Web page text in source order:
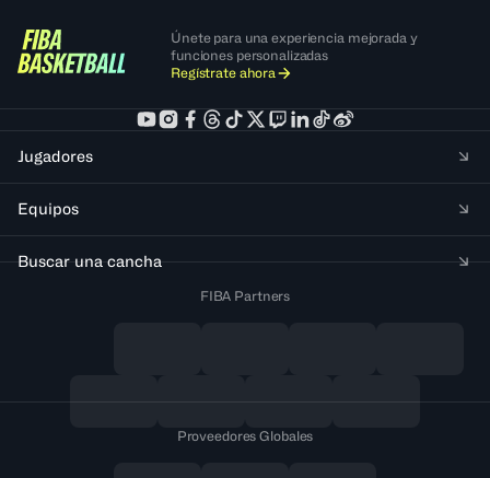
Únete para una experiencia mejorada y
funciones personalizadas
Regístrate ahora
Jugadores
Equipos
Buscar una cancha
FIBA Partners
Proveedores Globales